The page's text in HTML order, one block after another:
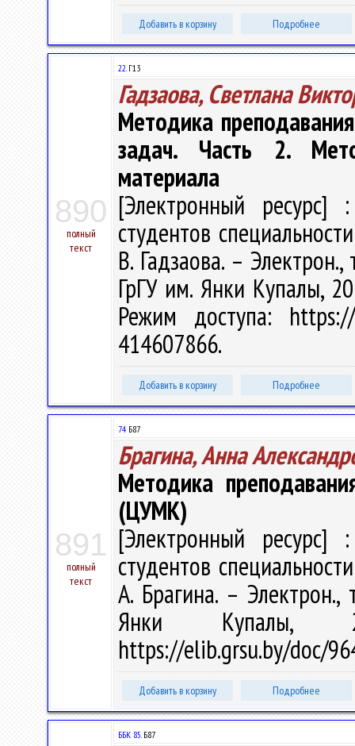
Добавить в корзину Подробнее
890
полный
текст
22.Г13
Гадзаова, Светлана
Методика
задач. Часть 2.
материала
[Электронный ресурс]
студентов
В. Гадзаова. –
ГрГУ им. Янки Купалы,
Режим доступа:
414607866.
Добавить в корзину Подробнее
891
полный
текст
74 Б87
Брагина, Анна
Методика
(ЦУМК)
[Электронный ресурс]
студентов
А. Брагина. –
Янки Купалы,
https://elib.grsu.by/doc/
Добавить в корзину Подробнее
ББК 85.Б87